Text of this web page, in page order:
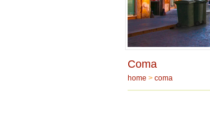
Coma
home > coma